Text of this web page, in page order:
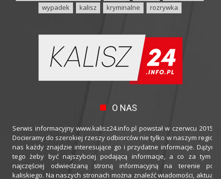
wypadek
kalisz kryminalne rozrywka
O NAS
Serwis informacyjny www.kalisz24.info.pl powstał w czerwcu 2015
Docieramy do szerokiej rzeszy odbiorców nie tylko w naszym
nas każdy znajdzie interesujące go i przydatne informacje.
tego żeby być najszybciej podającą informacje, a co za tym
najczęściej odwiedzaną stroną informacyjną na terenie
kaliskiego. Na naszych stronach można znaleźć wiadomości,